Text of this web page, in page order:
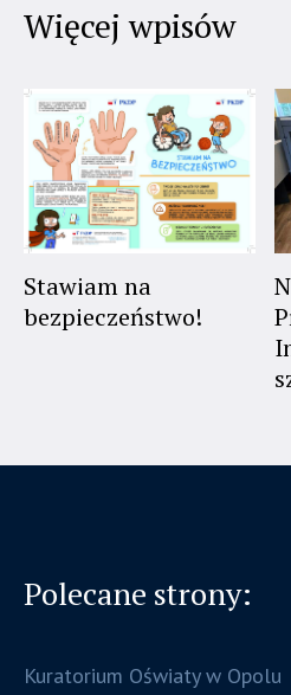
Więcej wpisów
Stawiam na
bezpieczeństwo!
Polecane strony:
Kuratorium Oświaty w Opolu